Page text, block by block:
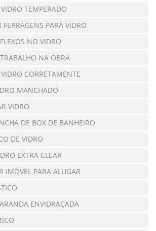
TEMPERADO
PARA VIDRO
NO VIDRO
NA OBRA
CORRETAMENTE
MANCHADO
VIDRO
DE BOX DE BANHEIRO
DE VIDRO
EXTRA CLEAR
IMÓVEL PARA ALUGAR
ENVIDRAÇADA